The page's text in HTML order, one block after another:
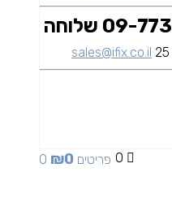
09-7739940 שלוחה
sales@ifix.co.il
0 0 פריטים ₪0